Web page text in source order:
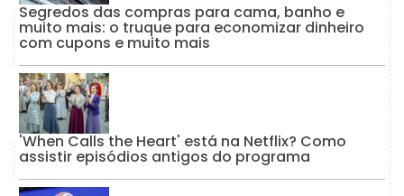
Segredos das compras para cama, banho e
muito mais: o truque para economizar dinheiro
com cupons e muito mais
'When Calls the Heart' está na Netflix? Como
assistir episódios antigos do programa